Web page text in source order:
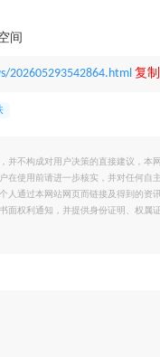
间
202605293542864.html 复
并不构成对用户决策的直接建议，
在使用前请进一步核实，并对任何
人通过本网站网页而链接及得到的
面权利通知，并提供身份证明、权